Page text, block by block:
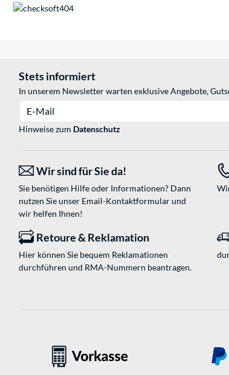
Stets informiert
In unserem Newsletter warten exklusive Angebote,
Hinweise zum Datenschutz
Wir sind für Sie da!
Sie benötigen Hilfe oder Informationen? Dann
nutzen Sie unser Email-Kontaktformularund
wir helfen Ihnen!
Retoure & Reklamation
Hier können Sie bequem Reklamationen
durchführen und RMA-Nummern beantragen.